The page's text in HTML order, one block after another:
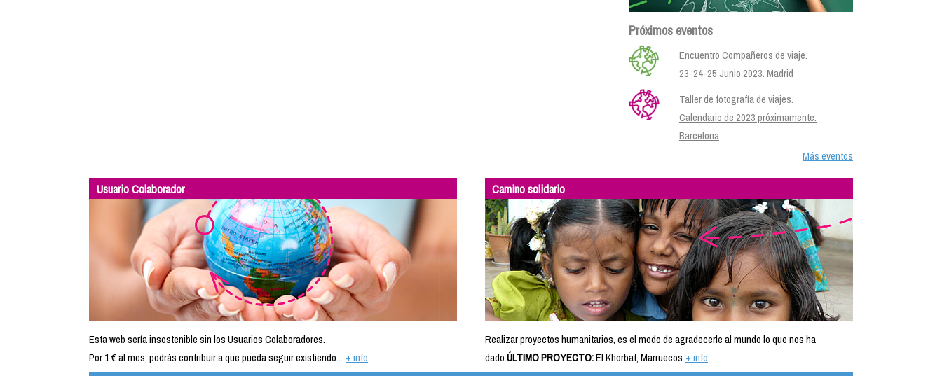
Próximos eventos
Encuentro Compañeros de viaje.
23-24-25 Junio 2023. Madrid
Taller de fotografía de viajes.
Calendario de 2023 próximamente.
Barcelona
Más eventos
Usuario Colaborador
Esta web sería insostenible sin los Usuarios Colaboradores.
Por 1 € al mes, podrás contribuir a que pueda seguir existiendo... + info
Camino solidario
Realizar proyectos humanitarios, es el modo de agradecerle al mundo lo que nos ha
dado.ÚLTIMO PROYECTO:El Khorbat, Marruecos + info